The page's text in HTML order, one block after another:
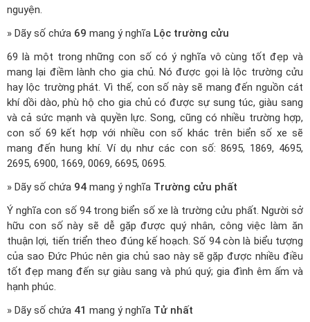
nguyện.
» Dãy số chứa 69 mang ý nghĩa Lộc trường cửu
69 là một trong những con số có ý nghĩa vô cùng tốt đẹp và
mang lại điềm lành cho gia chủ. Nó được gọi là lộc trường cửu
hay lộc trường phát. Vì thế, con số này sẽ mang đến nguồn cát
khí dồi dào, phù hộ cho gia chủ có được sự sung túc, giàu sang
và cả sức mạnh và quyền lực. Song, cũng có nhiều trường hợp,
con số 69 kết hợp với nhiều con số khác trên biển số xe sẽ
mang đến hung khí. Ví dụ như các con số: 8695, 1869, 4695,
2695, 6900, 1669, 0069, 6695, 0695.
» Dãy số chứa 94 mang ý nghĩa Trường cửu phất
Ý nghĩa con số 94 trong biển số xe là trường cửu phất. Người sở
hữu con số này sẽ dễ gặp được quý nhân, công việc làm ăn
thuận lợi, tiến triển theo đúng kế hoạch. Số 94 còn là biểu tượng
của sao Đức Phúc nên gia chủ sao này sẽ gặp được nhiều điều
tốt đẹp mang đến sự giàu sang và phú quý; gia đình êm ấm và
hạnh phúc.
» Dãy số chứa 41 mang ý nghĩa Tử nhất